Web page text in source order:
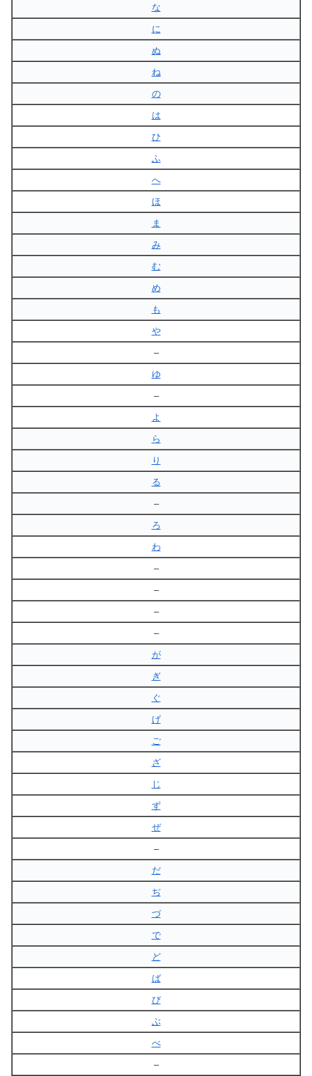
な
に
ぬ
ね
の
は
ひ
ふ
へ
ほ
ま
み
む
め
も
や
–
ゆ
–
よ
ら
り
る
–
ろ
わ
–
–
–
–
が
ぎ
ぐ
げ
ご
ざ
じ
ず
ぜ
–
だ
ぢ
づ
で
ど
ば
び
ぶ
べ
–